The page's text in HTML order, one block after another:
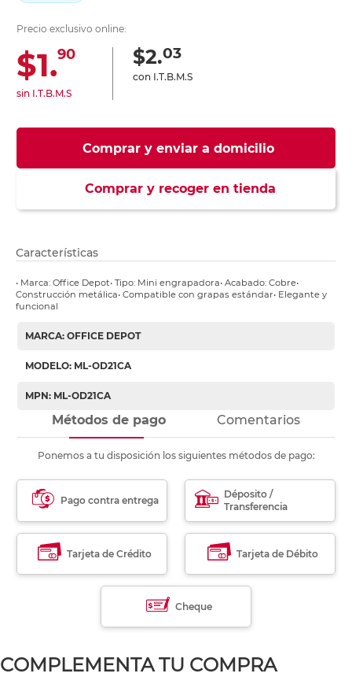
Precio exclusivo online:
$1.90
sin I.T.B.M.S
$2.03
con I.T.B.M.S
Comprar y enviar a domicilio
Comprar y recoger en tienda
Características
• Marca: Office Depot• Tipo: Mini engrapadora• Acabado: Cobre•
Construcción metálica• Compatible con grapas estándar• Elegante y
funcional
MARCA: OFFICE DEPOT
MODELO: ML-OD21CA
MPN: ML-OD21CA
Métodos de pago Comentarios
Ponemos a tu disposición los siguientes métodos de pago:
Pago contra entrega
Déposito /
Transferencia
Tarjeta de Crédito Tarjeta de Débito
Cheque
COMPLEMENTA TU COMPRA